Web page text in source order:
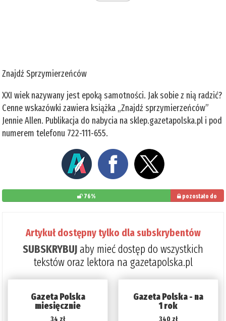
Znajdź Sprzymierzeńców
XXI wiek nazywany jest epoką samotności. Jak sobie z nią radzić?
Cenne wskazówki zawiera książka „Znajdź sprzymierzeńców”
Jennie Allen. Publikacja do nabycia na sklep.gazetapolska.pl i pod
numerem telefonu 722-111-655.
76%
pozostało do
Artykuł dostępny tylko dla subskrybentów
SUBSKRYBUJaby mieć dostęp do wszystkich
tekstów oraz lektora na gazetapolska.pl
Gazeta Polska
miesięcznie
34 zł
Gazeta Polska - na
1 rok
340 zł